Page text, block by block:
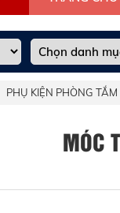
PHỤ KIỆN PHÒNG TẮM
MÓC